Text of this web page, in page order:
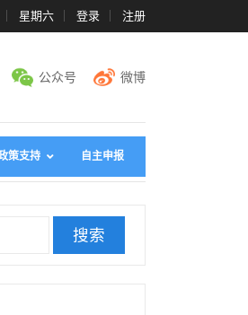
星期六 登录 注册
公众号 微博
策支持 自主申报